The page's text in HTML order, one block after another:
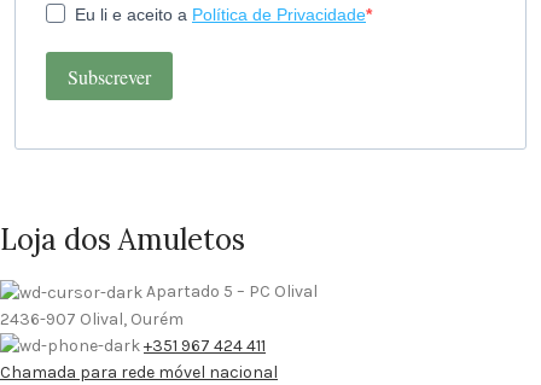
Eu li e aceito a Política de Privacidade
Subscrever
Loja dos Amuletos
Apartado 5 – PC Olival
2436-907 Olival, Ourém
+351 967 424 411
Chamada para rede móvel nacional